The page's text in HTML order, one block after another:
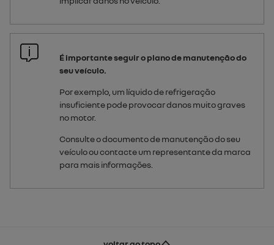
É importante seguir o plano de manutenção do
seu veículo.
Por exemplo, um líquido de refrigeração
insuficiente pode provocar danos muito graves
no motor.
Consulte o documento de manutenção do seu
veículo ou contacte um representante da marca
para mais informações.